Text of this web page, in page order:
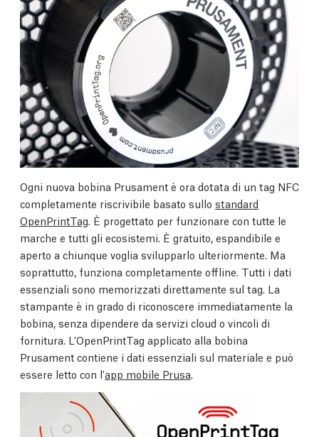
Ogni nuova bobina Prusament è ora dotata di un tag NFC
completamente riscrivibile basato sullo standard
OpenPrintTag . È progettato per funzionare con tutte le
marche e tutti gli ecosistemi. È gratuito, espandibile e
aperto a chiunque voglia svilupparlo ulteriormente. Ma
soprattutto, funziona completamente offline. Tutti i dati
essenziali sono memorizzati direttamente sul tag. La
stampante è in grado di riconoscere immediatamente la
bobina, senza dipendere da servizi cloud o vincoli di
fornitura. L'OpenPrintTag applicato alla bobina
Prusament contiene i dati essenziali sul materiale e può
essere letto con l'app mobile Prusa